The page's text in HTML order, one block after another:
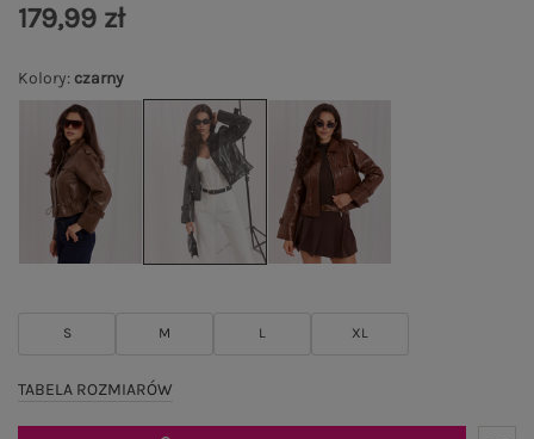
Kolory: czarny
S M L XL
TABELA ROZMIARÓW
179,99 zł